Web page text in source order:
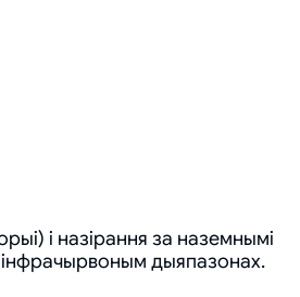
і назірання за наземнымі
інфрачырвоным дыяпазонах.